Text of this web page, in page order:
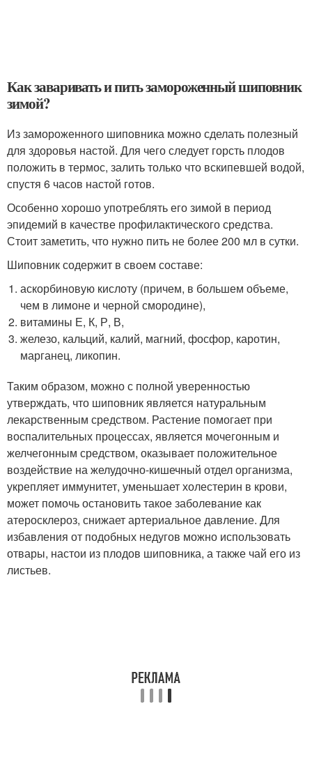
Как заваривать и пить замороженный шиповник
зимой?
Из замороженного шиповника можно сделать полезный
для здоровья настой. Для чего следует горсть плодов
положить в термос, залить только что вскипевшей водой,
спустя 6 часов настой готов.
Особенно хорошо употреблять его зимой в период
эпидемий в качестве профилактического средства.
Стоит заметить, что нужно пить не более 200 мл в сутки.
Шиповник содержит в своем составе:
аскорбиновую кислоту (причем, в большем объеме,
чем в лимоне и черной смородине),
витамины Е, К, Р, В,
железо, кальций, калий, магний, фосфор, каротин,
марганец, ликопин.
Таким образом, можно с полной уверенностью
утверждать, что шиповник является натуральным
лекарственным средством. Растение помогает при
воспалительных процессах, является мочегонным и
желчегонным средством, оказывает положительное
воздействие на желудочно-кишечный отдел организма,
укрепляет иммунитет, уменьшает холестерин в крови,
может помочь остановить такое заболевание как
атеросклероз, снижает артериальное давление. Для
избавления от подобных недугов можно использовать
отвары, настои из плодов шиповника, а также чай его из
листьев.